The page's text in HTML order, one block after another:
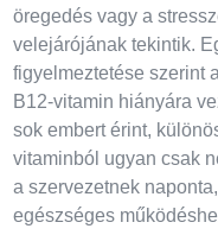
öregedés vagy a
velejárójának tekintik.
figyelmeztetése szerint
B12-vitamin hiányára
sok embert érint,
vitaminból ugyan csak
a szervezetnek
egészséges